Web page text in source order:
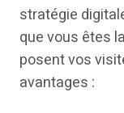
stratégie
que vous êtes
posent vos
avantages :